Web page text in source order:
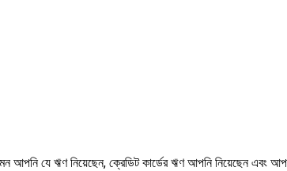
আপনি যে ঋণ নিয়েছেন, ক্রেডিট কার্ডের ঋণ আপনি নিয়েছেন এবং